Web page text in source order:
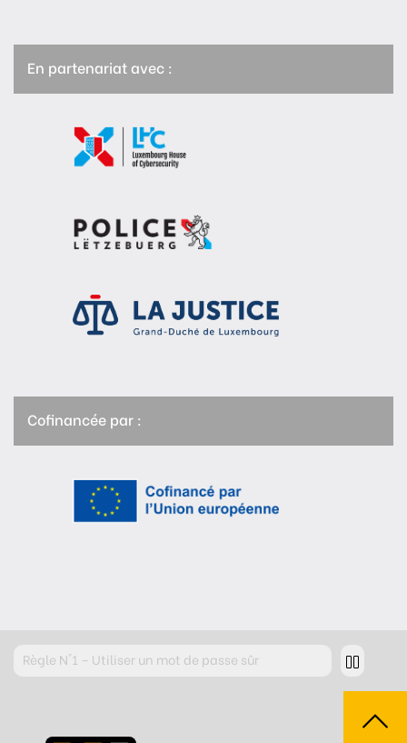
En partenariat avec :
Cofinancée par :
Règle N°2 – Réfléchir avant de cliquer !
RègleN°4 – Respecter les autres